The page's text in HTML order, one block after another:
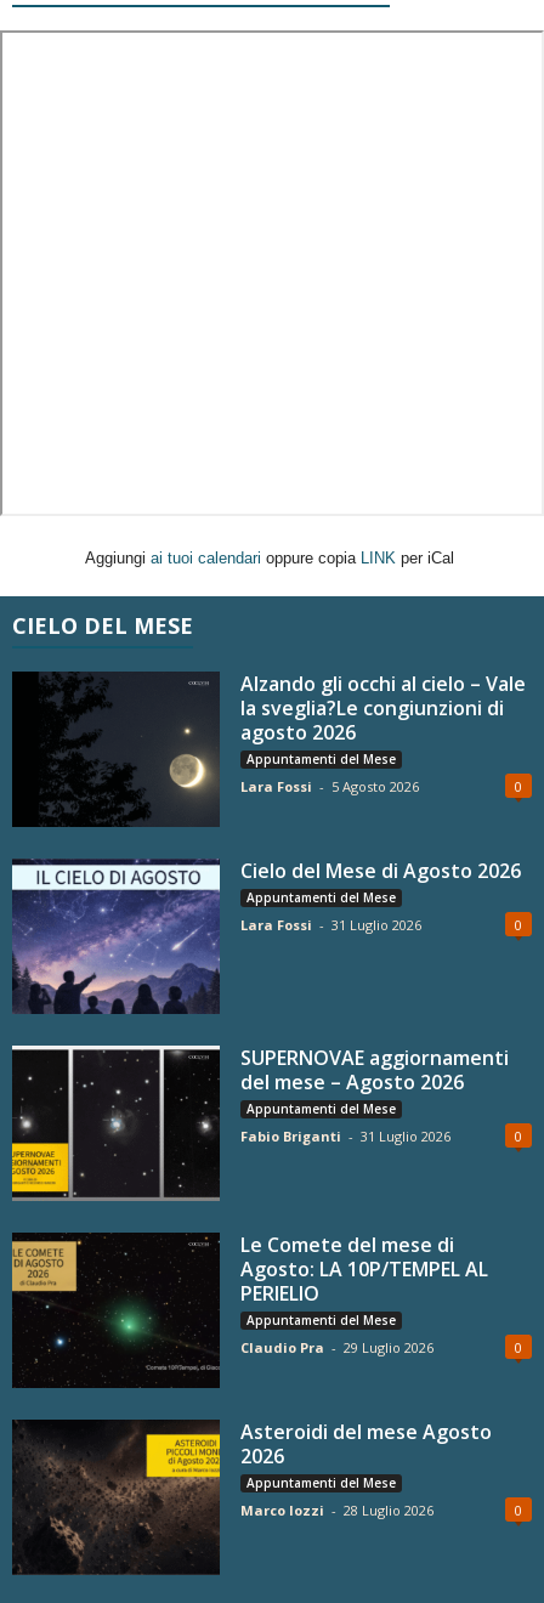
Aggiungi ai tuoi calendari oppure copia LINK per iCal
CIELO DEL MESE
Alzando gli occhi al cielo – Vale
la sveglia?Le congiunzioni di
agosto 2026
Appuntamenti del Mese
Lara Fossi - 5 Agosto 2026 0
Cielo del Mese di Agosto 2026
Appuntamenti del Mese
Lara Fossi - 31 Luglio 2026 0
SUPERNOVAE aggiornamenti
del mese – Agosto 2026
Appuntamenti del Mese
Fabio Briganti - 31 Luglio 2026 0
Le Comete del mese di
Agosto: LA 10P/TEMPEL AL
PERIELIO
Appuntamenti del Mese
Claudio Pra - 29 Luglio 2026 0
Asteroidi del mese Agosto
2026
Appuntamenti del Mese
Marco Iozzi - 28 Luglio 2026 0